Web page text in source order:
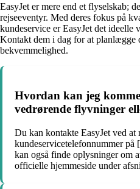
EasyJet er mere end et flyselskab;
rejseeventyr. Med deres fokus på
kundeservice er EasyJet det ideelle
Kontakt dem i dag for at planlægge
bekvemmelighed.
Hvordan kan jeg
vedrørende flyvninger
Du kan kontakte EasyJet ved at
kundeservicetelefonnummer
kan også finde oplysninger om
officielle hjemmeside under